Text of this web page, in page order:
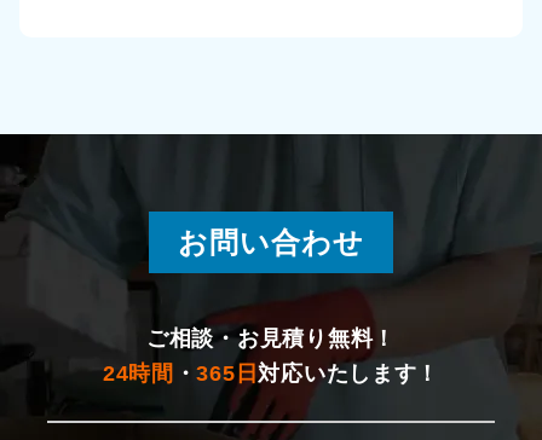
お問い合わせ
ご相談・お見積り無料！
24時間 ・365日対応いたします！